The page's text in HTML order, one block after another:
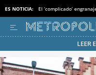
ES NOTICIA: El ‘complicado’
LEER
Pásate al